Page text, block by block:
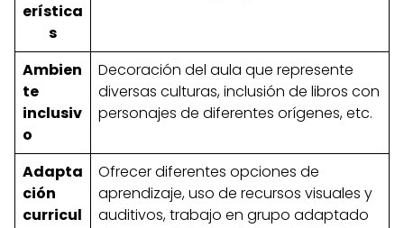
erística
s
Ambien
te
inclusiv
o
Decoración del aula que represente
diversas culturas, inclusión de libros con
personajes de diferentes orígenes, etc.
Adapta
ción
curricul
Ofrecer diferentes opciones de
aprendizaje, uso de recursos visuales y
auditivos, trabajo en grupo adaptado